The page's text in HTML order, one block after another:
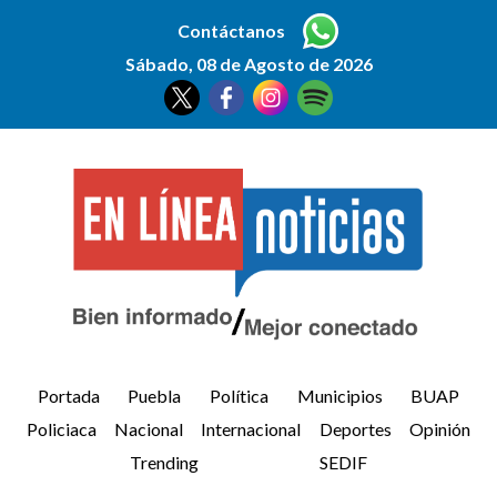
Contáctanos
Sábado, 08 de Agosto de 2026
Portada Puebla Política Municipios
BUAP
Policiaca
Nacional Internacional Deportes
Opinión
Trending
SEDIF